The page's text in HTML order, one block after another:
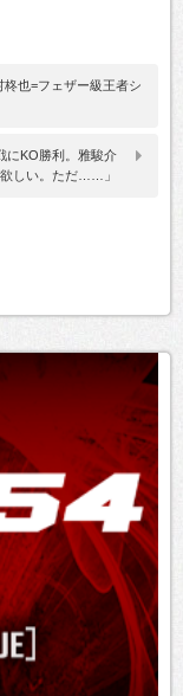
柊也=フェザー級王者シ
にKO勝利。雅駿介
欲しい。ただ……」